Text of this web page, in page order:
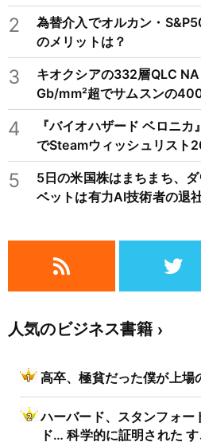
不況を繰り返すため注意
2
為替介入でオルカン・
のメリットは？
3
キオクシアの332層QLC
Gb/mm²超でサムスンの
4
『バイオハザード ベロニ
でSteamウィッシュリスト
5
5日の米国株はまちまち、
ベットは有力AI技術者の退
人気のビジネス書籍
高卒、極貧だった僕が上場
ハーバード、スタンフォー
ド… 科学的に証明された